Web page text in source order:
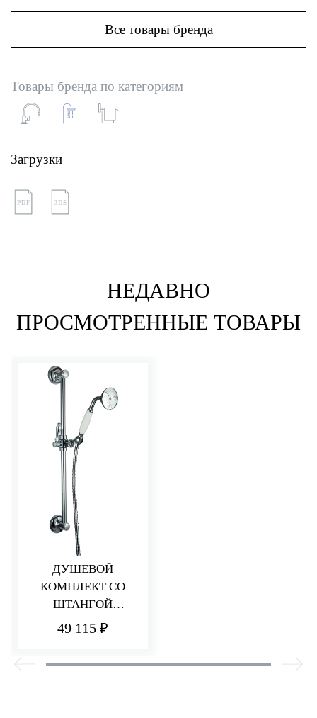
Все товары бренда
Товары бренда по категориям
Загрузки
PDF 3DS
НЕДАВНО
ПРОСМОТРЕННЫЕ ТОВАРЫ
ДУШЕВОЙ
КОМПЛЕКТ СО
ШТАНГОЙ
PICCADILLY
49 115 ₽